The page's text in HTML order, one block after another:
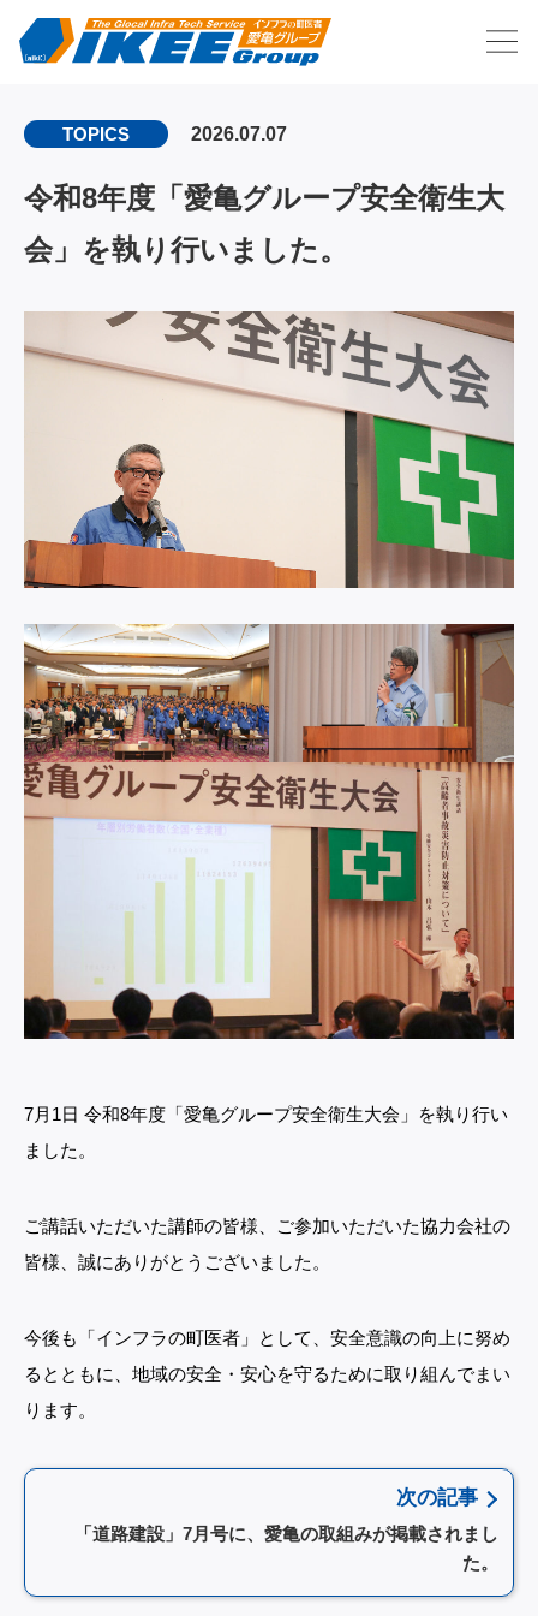
TOPICS 2026.07.07
令和8年度「愛亀グループ安全衛生大
会」を執り行いました。
7月1日 令和8年度「愛亀グループ安全衛生大会」を執り行い
ました。
ご講話いただいた講師の皆様、ご参加いただいた協力会社の
皆様、誠にありがとうございました。
今後も「インフラの町医者」として、安全意識の向上に努め
るとともに、地域の安全・安心を守るために取り組んでまい
ります。
次の記事
「道路建設」7月号に、愛亀の取組みが掲載されまし
た。